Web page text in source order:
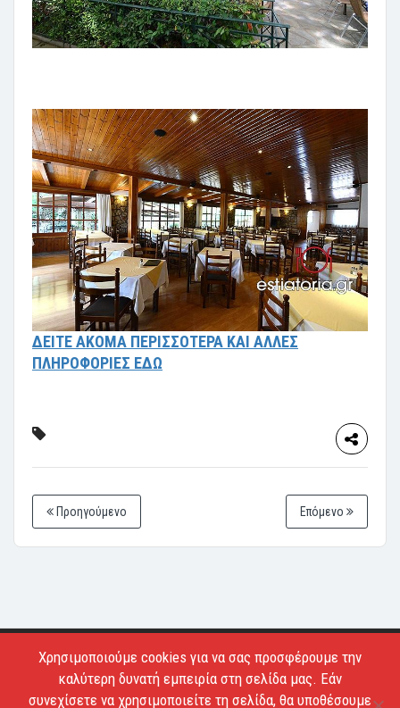
ΔΕΙΤΕ ΑΚΟΜΑ ΠΕΡΙΣΣΟΤΕΡΑ ΚΑΙ ΑΛΛΕΣ
ΠΛΗΡΟΦΟΡΙΕΣ ΕΔΩ
Προηγούμενο Επόμενο
Copyright © 2026 - Estiatoria. All Rights Reserved.
Απαγορεύεται το κατέβασμα των φωτογραφιών και η
Χρησιμοποιούμε cookies για να σας προσφέρουμε την
καλύτερη δυνατή εμπειρία στη σελίδα μας. Εάν
συνεχίσετε να χρησιμοποιείτε τη σελίδα, θα υποθέσουμε